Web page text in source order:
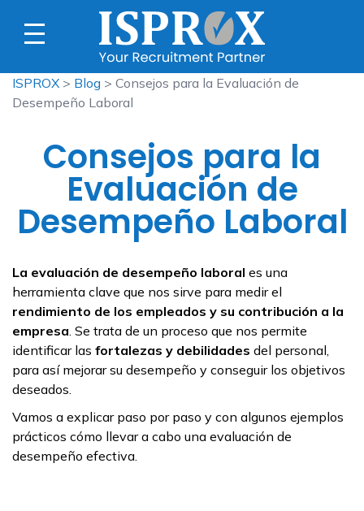
ISPROX > Blog > Consejos para la Evaluación de
Desempeño Laboral
Consejos para la
Evaluación de
Desempeño Laboral
La evaluación de desempeño laboral es una
herramienta clave que nos sirve para medir el
rendimiento de los empleados y su contribución a la
empresa. Se trata de un proceso que nos permite
identificar las fortalezas y debilidades del personal,
para así mejorar su desempeño y conseguir los objetivos
deseados.
Vamos a explicar paso por paso y con algunos ejemplos
prácticos cómo llevar a cabo una evaluación de
desempeño efectiva.